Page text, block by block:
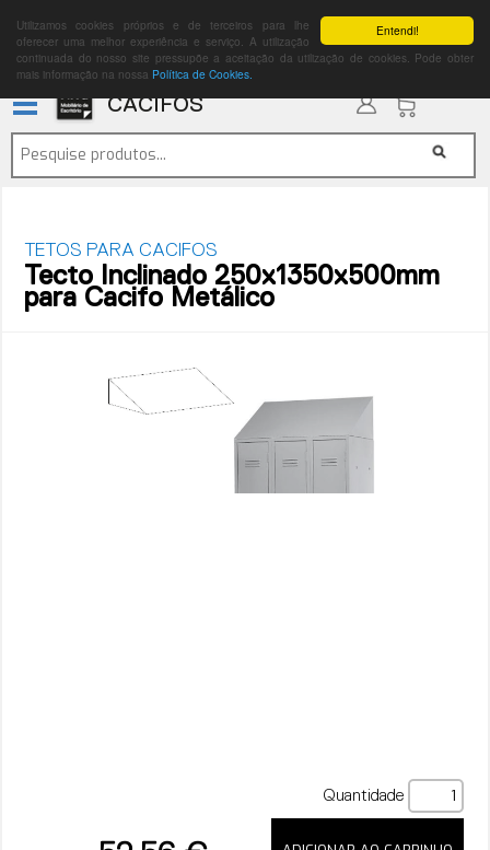
Entendi!
Utilizamos cookies próprios e de terceiros para lhe
oferecer uma melhor experiência e serviço. A utilização
continuada do nosso site pressupõe a aceitação da utilização de cookies. Pode obter
mais informação na nossa Política de Cookies.
CACIFOS
TETOS PARA CACIFOS
Tecto Inclinado 250x1350x500mm
para Cacifo Metálico
Quantidade